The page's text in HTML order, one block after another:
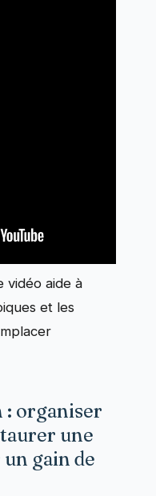
vidéo aide à
et les
: organiser
une
gain de